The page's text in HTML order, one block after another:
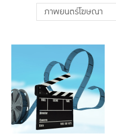
แบบประกันทั้งหมด
แบบประกันที่เหมาะกับช่วงอายุ
เปรียบเทียบแบบประกัน
เลือกแบบประกันที่เหมาะกับคุณ
TL Learning Center
ภาพยนตร์โฆษณา